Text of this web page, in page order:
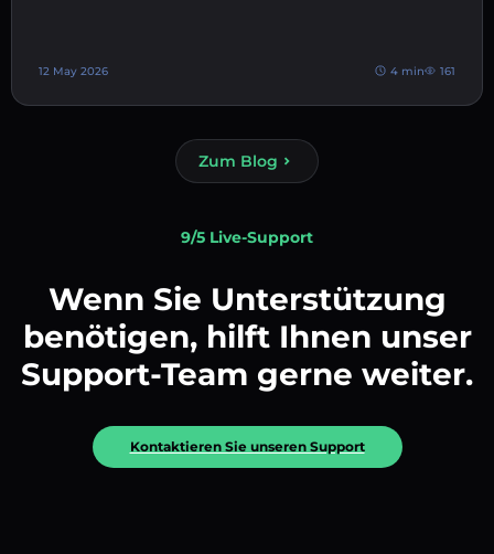
12 May 2026 4 min 161
Zum Blog
9/5 Live-Support
Wenn Sie Unterstützung
benötigen, hilft Ihnen unser
Support-Team gerne weiter.
Kontaktieren Sie unseren Support